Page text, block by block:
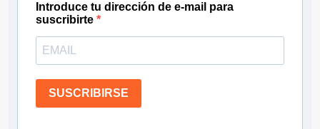
Introduce tu dirección de e-mail para
suscribirte
SUSCRIBIRSE